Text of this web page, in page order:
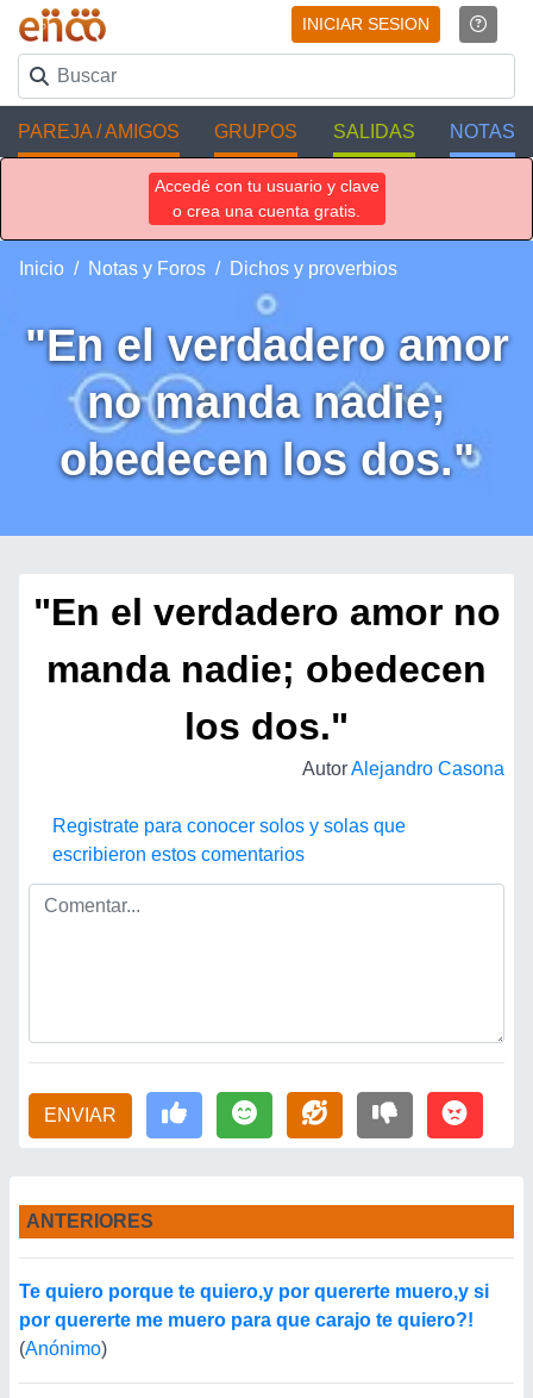
INICIAR SESION
PAREJA / AMIGOS GRUPOS SALIDAS NOTAS
Accedé con tu usuario y clave
o crea una cuenta gratis.
Inicio Notas y Foros Dichos y proverbios
"En el verdadero amor
no manda nadie;
obedecen los dos."
"En el verdadero amor no
manda nadie; obedecen
los dos."
AutorAlejandro Casona
Registrate para conocer solos y solas que
escribieron estos comentarios
ENVIAR
ANTERIORES
Te quiero porque te quiero,y por quererte muero,y si
por quererte me muero para que carajo te quiero?!
(Anónimo)